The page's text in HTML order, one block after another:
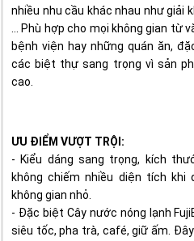
nhiều nhu cầu khác nhau như giải
… Phù hợp cho mọi không gian từ
bệnh viện hay những quán ăn,
các biệt thự sang trọng vì sản
cao.
ƯU ĐIỂM VƯỢT TRỘI:
- Kiểu dáng sang trọng, kích
không chiếm nhiều diện tích
không gian nhỏ.
- Đặc biệt Cây nước nóng lạnh
siêu tốc, pha trà, café, giữ ấm.